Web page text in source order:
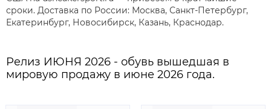
сроки. Доставка по России: Москва, Санкт-Петербург,
Екатеринбург, Новосибирск, Казань, Краснодар.
Релиз ИЮНЯ 2026 - обувь вышедшая в
мировую продажу в июне 2026 года.